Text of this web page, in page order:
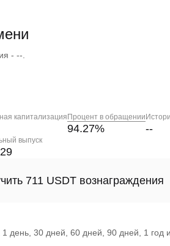
- --.
капитализация Процент в обращении
94.27% --
выпуск
711 USDT вознаграждения
день, 30 дней, 60 дней, 90 дней, 1 год